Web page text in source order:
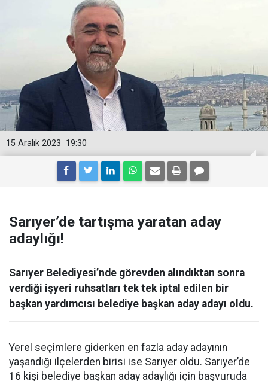
19:30
15 Aralık 2023
Sarıyer’de tartışma yaratan aday
adaylığı!
Sarıyer Belediyesi’nde görevden alındıktan sonra
verdiği işyeri ruhsatları tek tek iptal edilen bir
başkan yardımcısı belediye başkan aday adayı oldu.
Yerel seçimlere giderken en fazla aday adayının
yaşandığı ilçelerden birisi ise Sarıyer oldu. Sarıyer’de
16 kişi belediye başkan aday adaylığı için başvuruda